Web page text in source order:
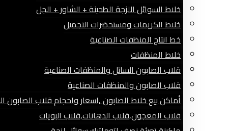
خلاط السوائل اللزجة الطحينة + الشاور + الجل
خلاط الكريمات ومستحضرات التجميل
خط انتاج المنظفات الصناعية
خلاط المنظفات
قلاب الصابون السائل والمنظفات الصناعية
قلاب الصابون والمنظفات الصناعية
أماكن بيع خلاط الصابون ,اسعار واحجام قلاب الصابون
قلاب المعجون,قلاب الدهانات,قلاب البويات